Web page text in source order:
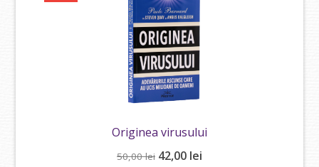
Originea virusului
50,00lei Prețul
42,00 lei